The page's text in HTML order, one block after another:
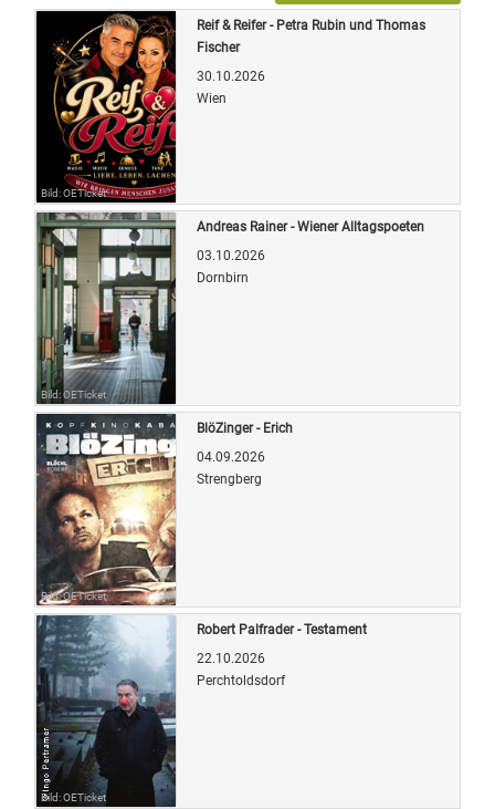
Bild: OETicket
Reif & Reifer - Petra Rubin und Thomas
Fischer
30.10.2026
Wien
Bild: OETicket
Andreas Rainer - Wiener Alltagspoeten
03.10.2026
Dornbirn
Bild: OETicket
BlöZinger - Erich
04.09.2026
Strengberg
Bild: OETicket
Robert Palfrader - Testament
22.10.2026
Perchtoldsdorf